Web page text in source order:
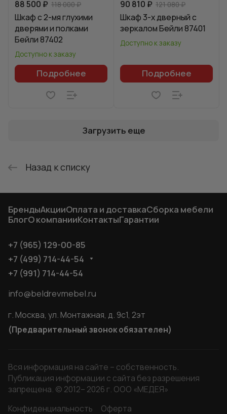
88 500 ₽ 118 000 ₽
Шкаф с 2-мя глухими
дверями и полками
Бейли 87402
Доступно к заказу
Подробнее
90 810 ₽ 121 080 ₽
Шкаф 3-х дверный с
зеркалом Бейли 87401
Доступно к заказу
Подробнее
Загрузить еще
Назад к списку
БрендыАкцииОплата и доставкаСборка мебели
БлогО компанииКонтактыГарантии
+7 (965) 129-00-85
+7 (499) 714-44-54
+7 (991) 714-44-54
info@beldrevmebel.ru
г. Москва, ул. Монтажная, д. 9с1, 2эт
(Предварительный звонок обязателен)
Вся информация на сайте – собственность.
Публикация информации с сайта без разрешения
запрещена. © 2012– 2026 г. ООО «МЕДЕЯ»
Конфиденциальность
Оферта